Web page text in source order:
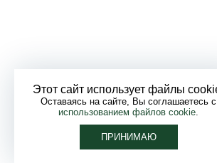
Этот сайт использует файлы
Оставаясь на сайте, Вы соглашаетесь с
использованием файлов cookie.
ПРИНИМАЮ